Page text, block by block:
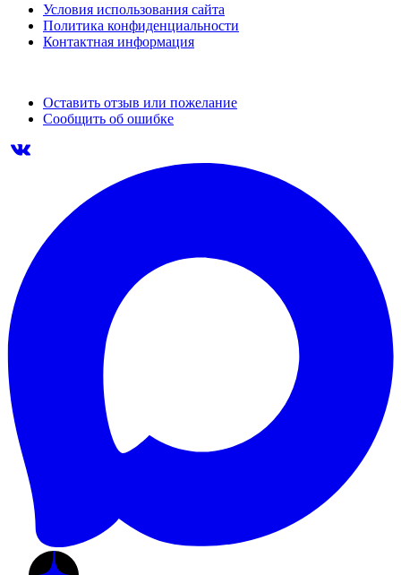
Условия использования сайта
Политика конфиденциальности
Контактная информация
Оставить отзыв или пожелание
Сообщить об ошибке